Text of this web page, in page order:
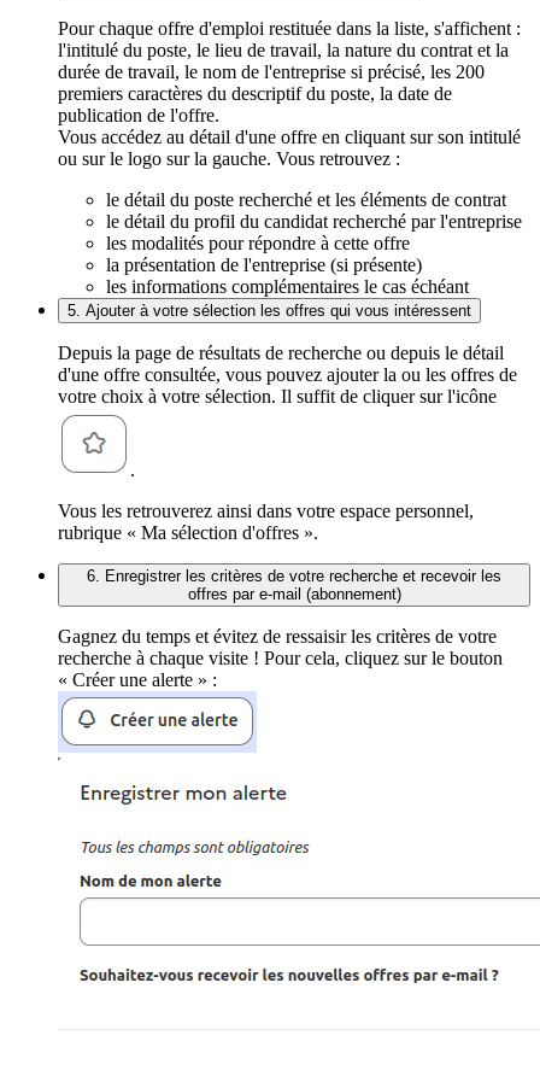
Pour chaque offre d'emploi restituée dans la liste, s'affichent :
l'intitulé du poste, le lieu de travail, la nature du contrat et la
durée de travail, le nom de l'entreprise si précisé, les 200
premiers caractères du descriptif du poste, la date de
publication de l'offre.
Vous accédez au détail d'une offre en cliquant sur son intitulé
ou sur le logo sur la gauche. Vous retrouvez :
le détail du poste recherché et les éléments de contrat
le détail du profil du candidat recherché par l'entreprise
les modalités pour répondre à cette offre
la présentation de l'entreprise (si présente)
les informations complémentaires le cas échéant
5. Ajouter à votre sélection les offres qui vous intéressent
Depuis la page de résultats de recherche ou depuis le détail
d'une offre consultée, vous pouvez ajouter la ou les offres de
votre choix à votre sélection. Il suffit de cliquer sur l'icône
.
Vous les retrouverez ainsi dans votre espace personnel,
rubrique « Ma sélection d'offres ».
6. Enregistrer les critères de votre recherche et recevoir les
offres par e-mail (abonnement)
Gagnez du temps et évitez de ressaisir les critères de votre
recherche à chaque visite ! Pour cela, cliquez sur le bouton
« Créer une alerte » :